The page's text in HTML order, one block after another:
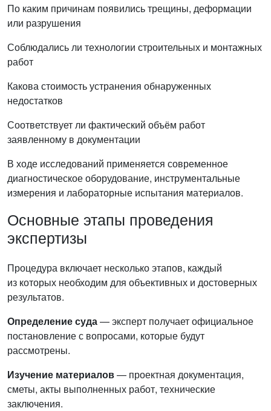
По каким причинам появились трещины, деформации
или разрушения
Соблюдались ли технологии строительных и монтажных
работ
Какова стоимость устранения обнаруженных
недостатков
Соответствует ли фактический объём работ
заявленному в документации
В ходе исследований применяется современное
диагностическое оборудование, инструментальные
измерения и лабораторные испытания материалов.
Основные этапы проведения
экспертизы
Процедура включает несколько этапов, каждый
из которых необходим для объективных и достоверных
результатов.
Определение суда— эксперт получает официальное
постановление с вопросами, которые будут
рассмотрены.
Изучение материалов— проектная документация,
сметы, акты выполненных работ, технические
заключения.